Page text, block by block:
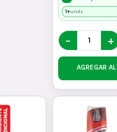
1+unds
− +
AGREGAR